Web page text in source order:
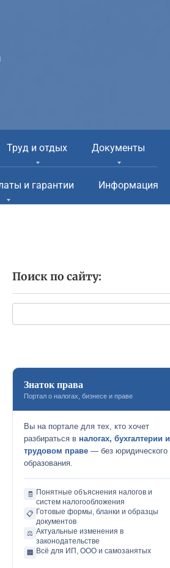
Труд и отдых Документы
и гарантии Информация
Поиск по сайту:
Знаток права
Портал о налогах, бизнесе и праве
Вы на портале для тех, кто хочет
разбираться в налогах, бухгалтерии и
трудовом праве — без юридического
образования.
🧾
Понятные объяснения налогов и
систем налогообложения
📋 Готовые формы, бланки и образцы
документов
⚖️ Актуальные изменения в
законодательстве
🏢 Всё для ИП, ООО и самозанятых